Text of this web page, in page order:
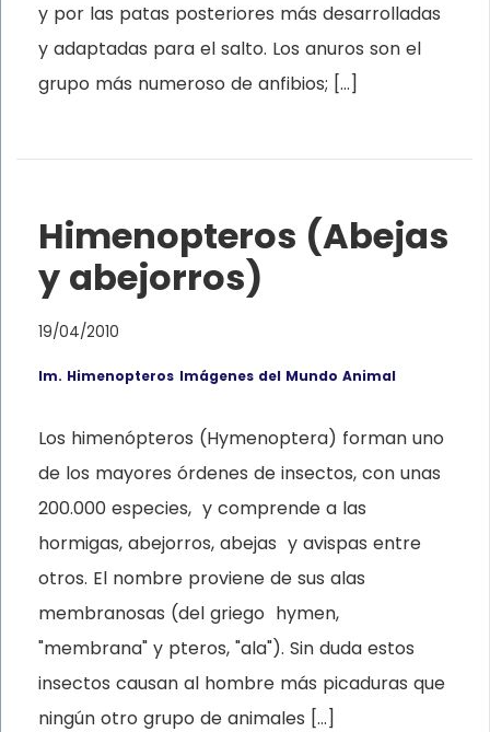
y por las patas posteriores más desarrolladas
y adaptadas para el salto. Los anuros son el
grupo más numeroso de anfibios; […]
Himenopteros (Abejas
y abejorros)
19/04/2010
Im. Himenopteros Imágenes del Mundo Animal
Los himenópteros (Hymenoptera) forman uno
de los mayores órdenes de insectos, con unas
200.000 especies, y comprende a las
hormigas, abejorros, abejas y avispas entre
otros. El nombre proviene de sus alas
membranosas (del griego hymen,
"membrana" y pteros, "ala"). Sin duda estos
insectos causan al hombre más picaduras que
ningún otro grupo de animales […]